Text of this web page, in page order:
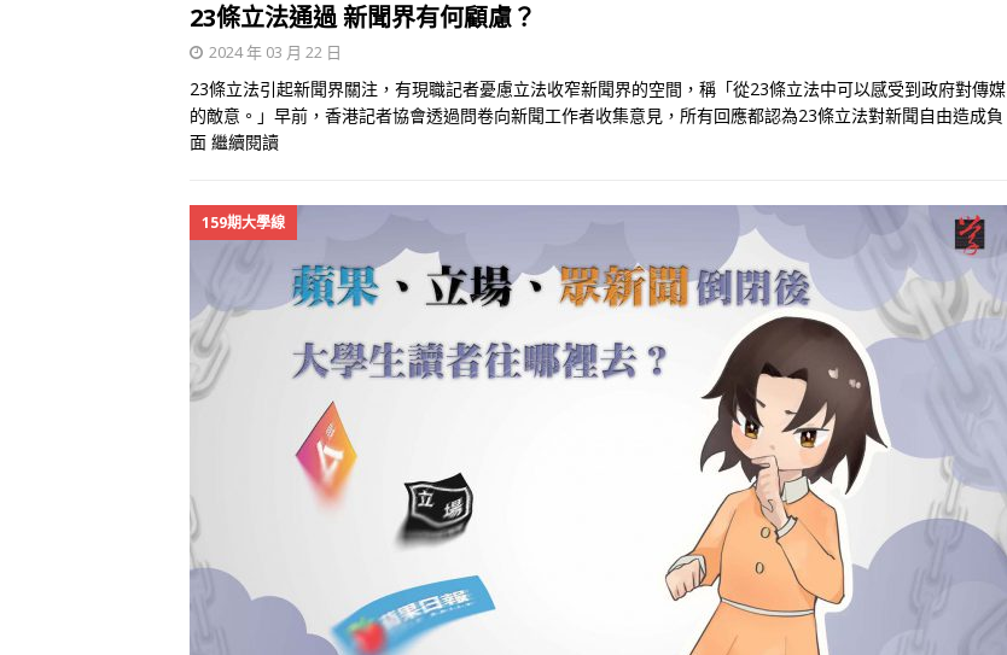
23條立法通過 新聞界有何顧慮？
2024 年 03 月 22 日
23條立法引起新聞界關注，有現職記者憂慮立法收窄新聞界的空間，稱「從23條立法中可以感受到政府對傳媒
的敵意。」早前，香港記者協會透過問卷向新聞工作者收集意見，所有回應都認為23條立法對新聞自由造成負
面 繼續閱讀
159期大學線